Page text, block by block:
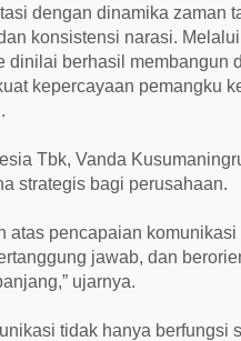
dengan dinamika zaman
konsistensi narasi.
dinilai berhasil membangun
kepercayaan pemangku
Tbk, Vanda
strategis bagi perusahaan.
atas pencapaian
jawab, dan
ujarnya.
tidak hanya berfungsi